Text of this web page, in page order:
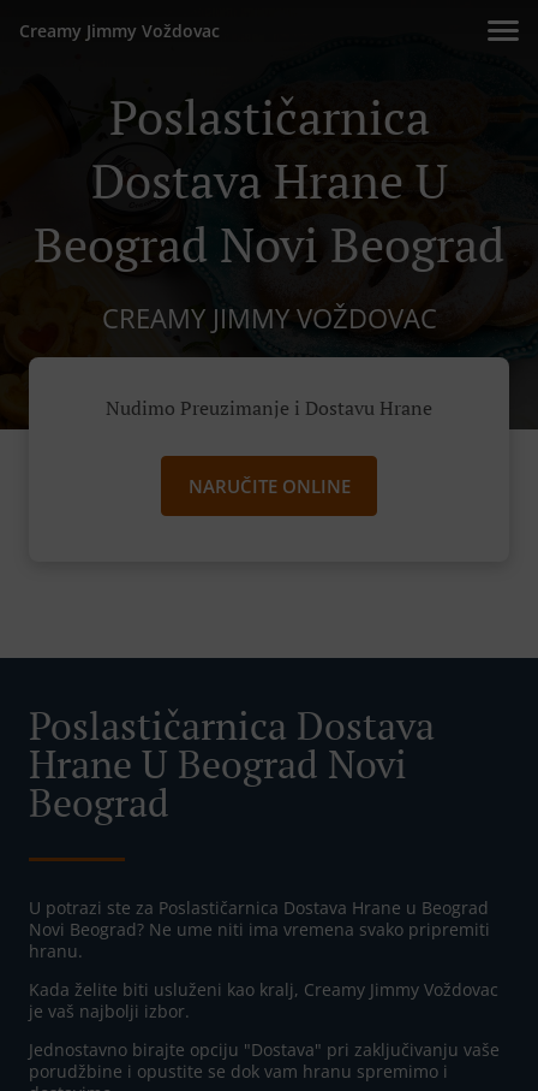
Creamy Jimmy Voždovac
Poslastičarnica
Dostava Hrane U
Beograd Novi Beograd
CREAMY JIMMY VOŽDOVAC
Nudimo Preuzimanje i Dostavu Hrane
NARUČITE ONLINE
Poslastičarnica Dostava
Hrane U Beograd Novi
Beograd
U potrazi ste za Poslastičarnica Dostava Hrane u Beograd
Novi Beograd? Ne ume niti ima vremena svako pripremiti
hranu.
Kada želite biti usluženi kao kralj, Creamy Jimmy Voždovac
je vaš najbolji izbor.
Jednostavno birajte opciju "Dostava" pri zaključivanju vaše
porudžbine i opustite se dok vam hranu spremimo i